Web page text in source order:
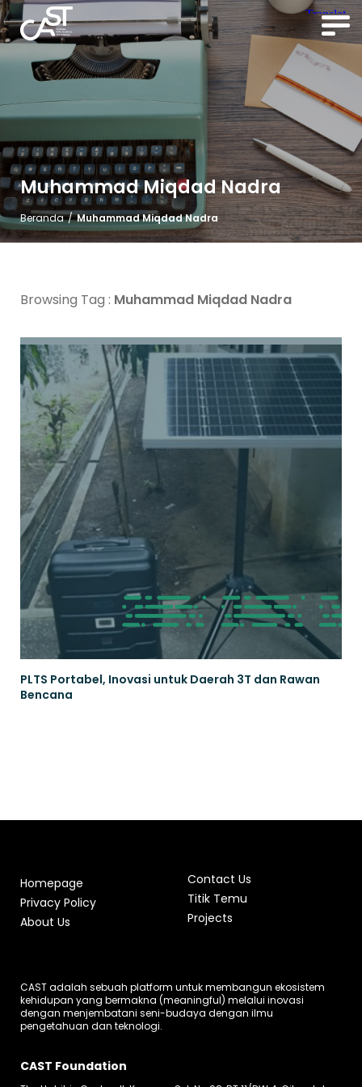
Muhammad Miqdad Nadra
Beranda / Muhammad Miqdad Nadra
Browsing Tag : Muhammad Miqdad Nadra
PLTS Portabel, Inovasi untuk Daerah 3T dan Rawan
Bencana
Homepage
Privacy Policy
About Us
Contact Us
Titik Temu
Projects
CAST adalah sebuah platform untuk membangun ekosistem
kehidupan yang bermakna (meaningful) melalui inovasi
dengan menjembatani seni-budaya dengan ilmu
pengetahuan dan teknologi.
CAST Foundation